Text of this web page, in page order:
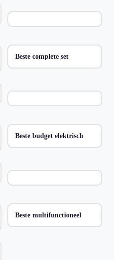
Beste complete set
Beste budget elektrisch
Beste multifunctioneel